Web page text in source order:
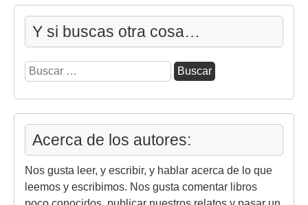
Y si buscas otra cosa…
Buscar:
Acerca de los autores:
Nos gusta leer, y escribir, y hablar acerca de lo que
leemos y escribimos. Nos gusta comentar libros